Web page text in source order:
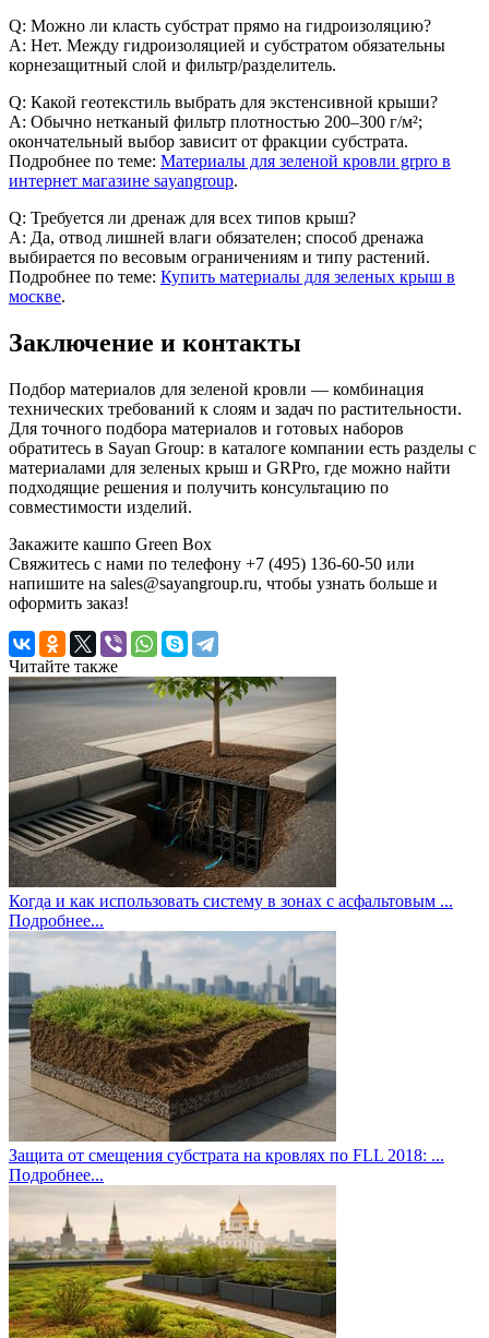
Q: Можно ли класть субстрат прямо на гидроизоляцию?
A: Нет. Между гидроизоляцией и субстратом обязательны
корнезащитный слой и фильтр/разделитель.
Q: Какой геотекстиль выбрать для экстенсивной крыши?
A: Обычно нетканый фильтр плотностью 200–300 г/м²;
окончательный выбор зависит от фракции субстрата.
Подробнее по теме: Материалы для зеленой кровли grpro в
интернет магазине sayangroup.
Q: Требуется ли дренаж для всех типов крыш?
A: Да, отвод лишней влаги обязателен; способ дренажа
выбирается по весовым ограничениям и типу растений.
Подробнее по теме: Купить материалы для зеленых крыш в
москве.
Заключение и контакты
Подбор материалов для зеленой кровли — комбинация
технических требований к слоям и задач по растительности.
Для точного подбора материалов и готовых наборов
обратитесь в Sayan Group: в каталоге компании есть разделы с
материалами для зеленых крыш и GRPro, где можно найти
подходящие решения и получить консультацию по
совместимости изделий.
Закажите кашпо Green Box
Свяжитесь с нами по телефону +7 (495) 136-60-50 или
напишите на sales@sayangroup.ru, чтобы узнать больше и
оформить заказ!
Читайте также
Когда и как использовать систему в зонах с асфальтовым ...
Подробнее...
Защита от смещения субстрата на кровлях по FLL 2018: ...
Подробнее...